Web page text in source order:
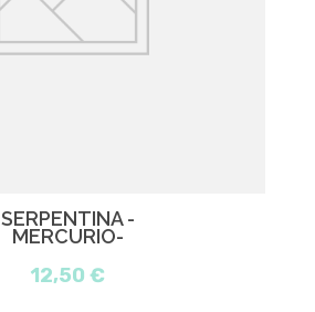
SERPENTINA -
MERCURIO-
12,50 €